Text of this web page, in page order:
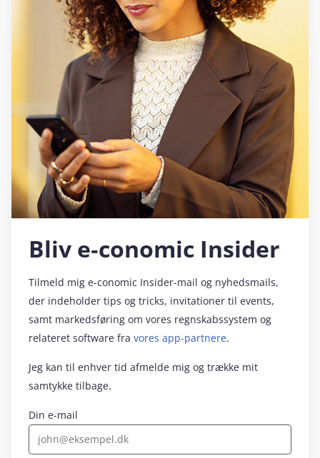
Bliv e‑conomic Insider
Tilmeld mig e‑conomic Insider-mail og nyhedsmails,
der indeholder tips og tricks, invitationer til events,
samt markedsføring om vores regnskabssystem og
relateret software fra vores app-partnere.
Jeg kan til enhver tid afmelde mig og trække mit
samtykke tilbage.
Din e-mail